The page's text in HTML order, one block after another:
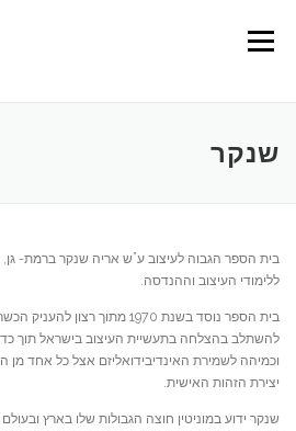
content
Menu
שנקר
בית הספר הגבוה לעיצוב ע”ש אריה שנקר ברמת- גן,
ללימודי העיצוב וההנדסה.
בית הספר נוסד בשנת 1970 מתוך
להשתלב בהצלחה בתעשיית העיצוב בישראל תוך
וכמיהה לשמירת האינדיבידואליזם אצל כל אחד מן
יצירת הזהות האישית.
שנקר ידוע במוניטין חוצה הגבולות שלו בארץ